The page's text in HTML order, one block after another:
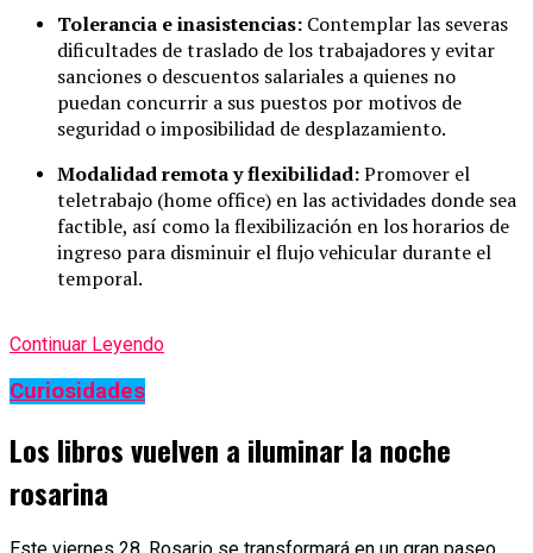
Tolerancia e inasistencias: Contemplar las severas
dificultades de traslado de los trabajadores y evitar
sanciones o descuentos salariales a quienes no
puedan concurrir a sus puestos por motivos de
seguridad o imposibilidad de desplazamiento.
Modalidad remota y flexibilidad:Promover el
teletrabajo (home office) en las actividades donde sea
factible, así como la flexibilización en los horarios de
ingreso para disminuir el flujo vehicular durante el
temporal.
Continuar Leyendo
Curiosidades
Los libros vuelven a iluminar la noche
rosarina